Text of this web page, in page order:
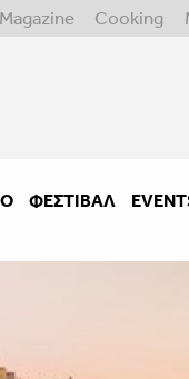
Magazine Cooking
ΦΕΣΤΙΒΑΛ